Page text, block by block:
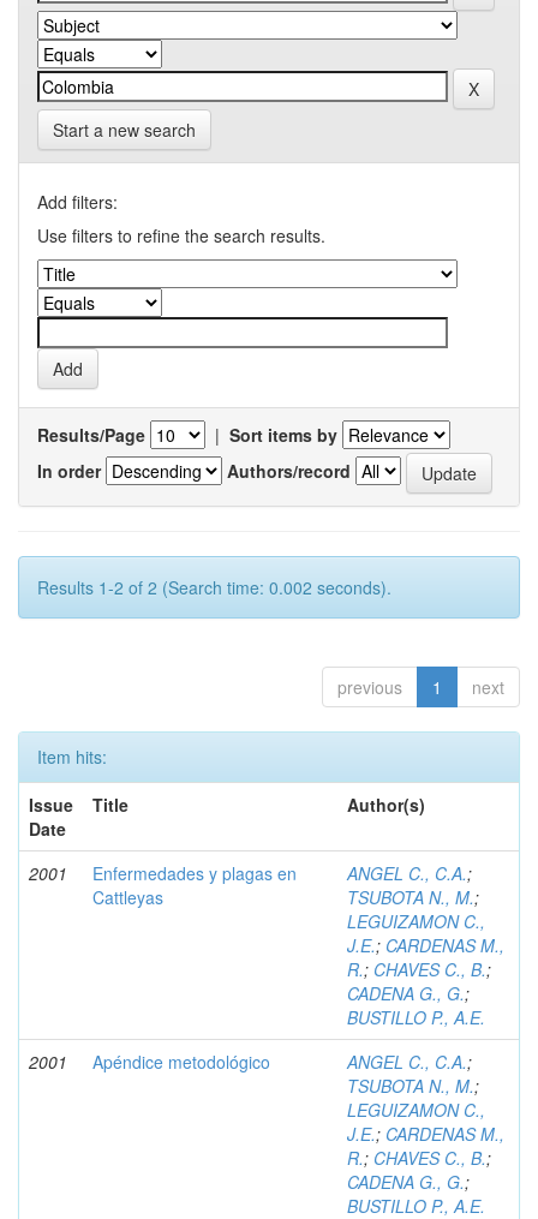
Start a new search
Add filters:
Use filters to refine the search results.
Results/Page | Sort items by
In order
Authors/record
Results 1-2 of 2 (Search time: 0.002 seconds).
previous 1 next
Item hits:
Issue
Date
Title Author(s)
2001
Enfermedades y plagas en
Cattleyas
ANGEL C., C.A.;
TSUBOTA N., M.;
LEGUIZAMON C.,
J.E.; CARDENAS M.,
R.; CHAVES C., B.;
CADENA G., G.;
BUSTILLO P., A.E.
2001
Apéndice metodológico ANGEL C., C.A.;
TSUBOTA N., M.;
LEGUIZAMON C.,
J.E.; CARDENAS M.,
R.; CHAVES C., B.;
CADENA G., G.;
BUSTILLO P., A.E.